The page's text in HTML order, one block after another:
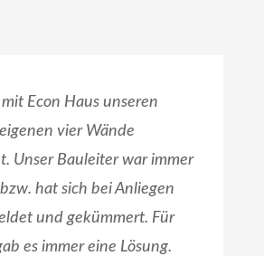
Econ Haus unseren
vier Wände
Unser Bauleiter war immer
hat sich bei Anliegen
und gekümmert. Für
es immer eine Lösung.